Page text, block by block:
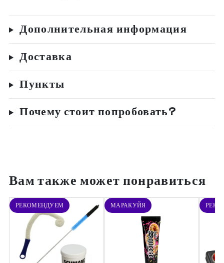
Дополнительная информация
Доставка
Пункты
Почему стоит попробовать?
Вам также может понравиться
РЕКОМЕНДУЕМ МАРАКУЙЯ